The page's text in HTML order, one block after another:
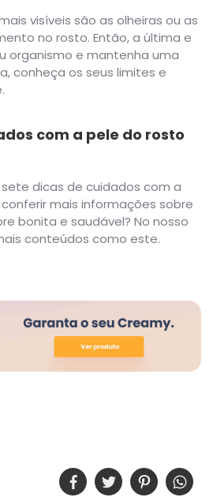
visíveis são as olheiras ou as
no rosto. Então, a última e
organismo e mantenha uma
conheça os seus limites e
com a pele do rosto
dicas de cuidados com a
mais informações sobre
bonita e saudável? No nosso
conteúdos como este.